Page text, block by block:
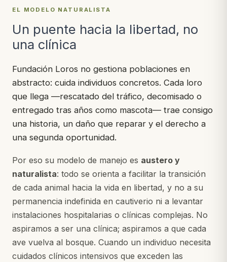
EL MODELO NATURALISTA
Un puente hacia la libertad, no
una clínica
Fundación Loros no gestiona poblaciones en
abstracto: cuida individuos concretos. Cada loro
que llega —rescatado del tráfico, decomisado o
entregado tras años como mascota— trae consigo
una historia, un daño que reparar y el derecho a
una segunda oportunidad.
Por eso su modelo de manejo es austero y
naturalista: todo se orienta a facilitar la transición
de cada animal hacia la vida en libertad, y no a su
permanencia indefinida en cautiverio ni a levantar
instalaciones hospitalarias o clínicas complejas. No
aspiramos a ser una clínica; aspiramos a que cada
ave vuelva al bosque. Cuando un individuo necesita
cuidados clínicos intensivos que exceden las